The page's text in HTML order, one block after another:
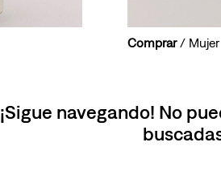
Comprar/ Mujer
¡Sigue navegando! No